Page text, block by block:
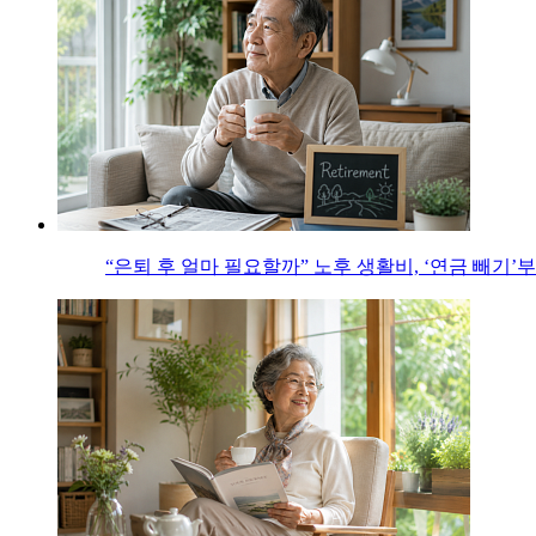
“은퇴 후 얼마 필요할까” 노후 생활비, ‘연금 빼기’